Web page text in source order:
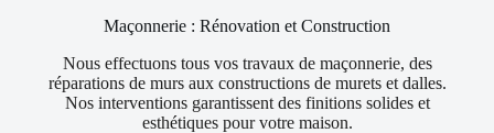
Maçonnerie : Rénovation et Construction
Nous effectuons tous vos travaux de maçonnerie, des
réparations de murs aux constructions de murets et dalles.
Nos interventions garantissent des finitions solides et
esthétiques pour votre maison.